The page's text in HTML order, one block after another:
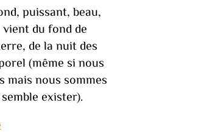
puissant, beau,
du fond de
de la nuit des
(même si nous
mais nous sommes
exister).